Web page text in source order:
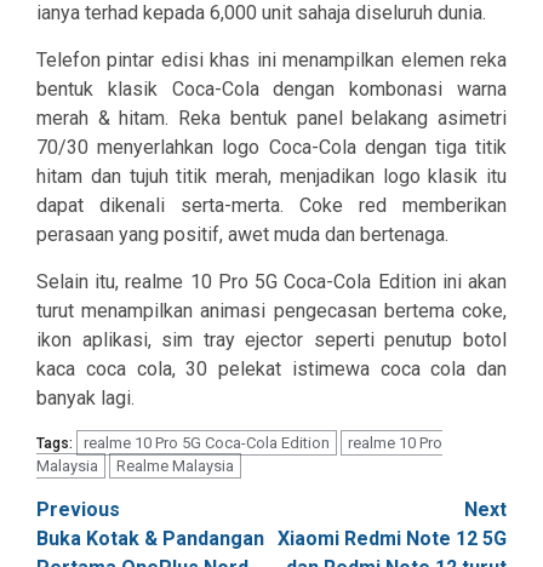
ianya terhad kepada 6,000 unit sahaja diseluruh dunia.
Telefon pintar edisi khas ini menampilkan elemen reka
bentuk klasik Coca-Cola dengan kombonasi warna
merah & hitam. Reka bentuk panel belakang asimetri
70/30 menyerlahkan logo Coca-Cola dengan tiga titik
hitam dan tujuh titik merah, menjadikan logo klasik itu
dapat dikenali serta-merta. Coke red memberikan
perasaan yang positif, awet muda dan bertenaga.
Selain itu, realme 10 Pro 5G Coca-Cola Edition ini akan
turut menampilkan animasi pengecasan bertema coke,
ikon aplikasi, sim tray ejector seperti penutup botol
kaca coca cola, 30 pelekat istimewa coca cola dan
banyak lagi.
Tags: realme 10 Pro 5G Coca-Cola Edition
realme 10 Pro
Malaysia
Realme Malaysia
Post
navigation
Previous
Buka Kotak & Pandangan
Next
Xiaomi Redmi Note 12 5G